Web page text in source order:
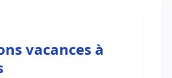
vacances à